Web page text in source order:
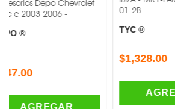
Chevrolet
2006 -
$1,328.00
AGREGAR